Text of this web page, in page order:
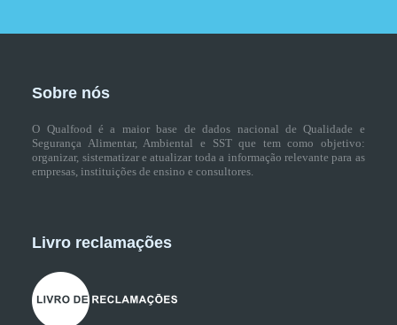
Sobre nós
O Qualfood é a maior base de dados nacional de Qualidade e
Segurança Alimentar, Ambiental e SST que tem como objetivo:
organizar, sistematizar e atualizar toda a informação relevante para as
empresas, instituições de ensino e consultores.
Livro reclamações